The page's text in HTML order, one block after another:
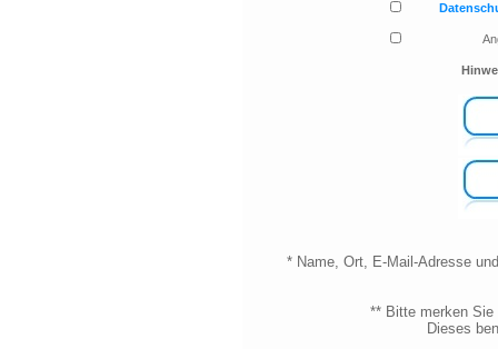
* Name, Ort, E-Mail-Adresse
** Bitte merken
Dieses